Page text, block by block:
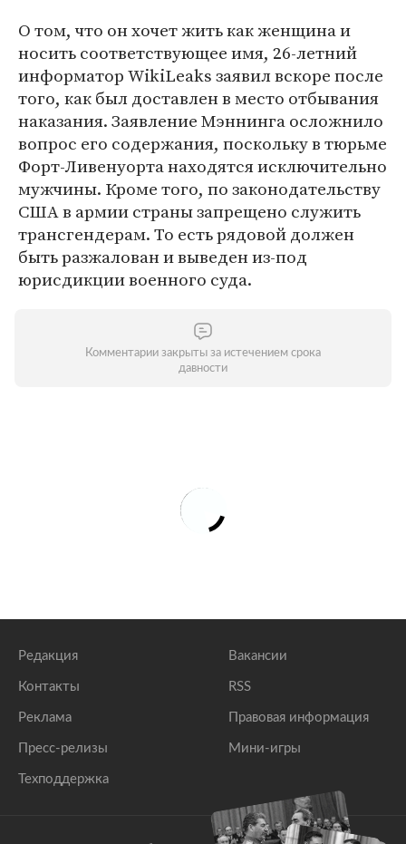
О том, что он хочет жить как женщина и
носить соответствующее имя, 26-летний
информатор WikiLeaks заявил вскоре после
того, как был доставлен в место отбывания
наказания. Заявление Мэннинга осложнило
вопрос его содержания, поскольку в тюрьме
Форт-Ливенуорта находятся исключительно
мужчины. Кроме того, по законодательству
США в армии страны запрещено служить
трансгендерам. То есть рядовой должен
быть разжалован и выведен из-под
юрисдикции военного суда.
Комментарии закрыты за истечением срока
давности
Редакция
Контакты
Реклама
Пресс-релизы
Техподдержка
Вакансии
RSS
Правовая информация
Мини-игры